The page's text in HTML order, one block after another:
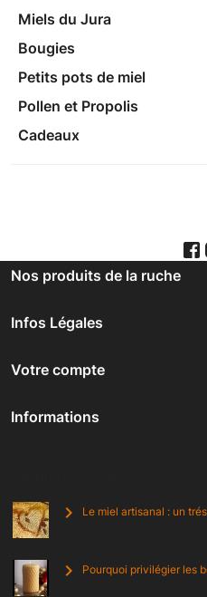
Miels du Jura
Bougies
Petits pots de miel
Pollen et Propolis
Cadeaux
Nos produits de la ruche
Infos Légales
Votre compte
Informations
chevron_right Le miel artisanal : un
chevron_right Pourquoi privilégier les